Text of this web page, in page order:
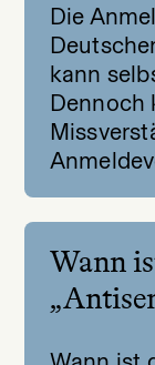
Die
kann
Dennoch
Wann